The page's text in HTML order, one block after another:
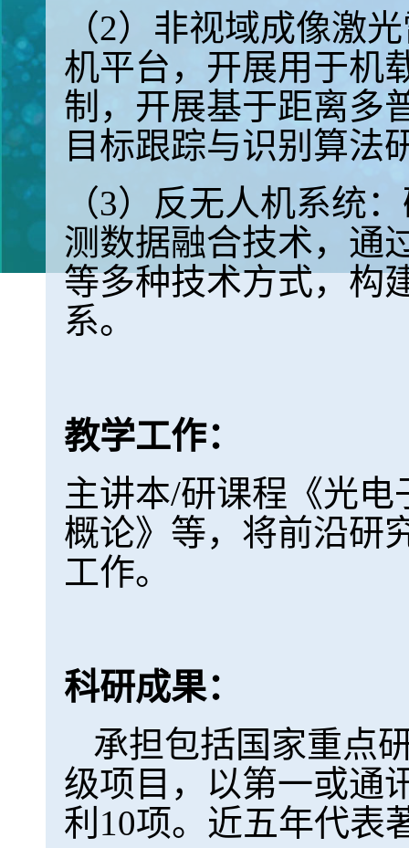
（2）非视域成像激
机平台，开展用于机
制，开展基于距离多
目标跟踪与识别算法
（3）反无人机系统
测数据融合技术，通
等多种技术方式，构
系。
教学工作：
主讲本/研课程《光
概论》等，将前沿研
工作。
科研成果：
承担包括国家重点
级项目，以第一或通
利10项。近五年代表